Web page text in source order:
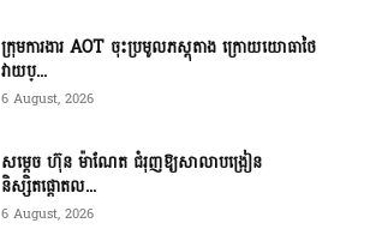
ក្រុមការងារ AOT ចុះប្រមូលភស្តុតាង ក្រោយយោធាថៃ
វាយប្...
6 August, 2026
សម្តេច ហ៊ុន ម៉ាណែត ជំរុញឱ្យសាលាបង្រៀន
និស្សិតផ្តោតល...
6 August, 2026